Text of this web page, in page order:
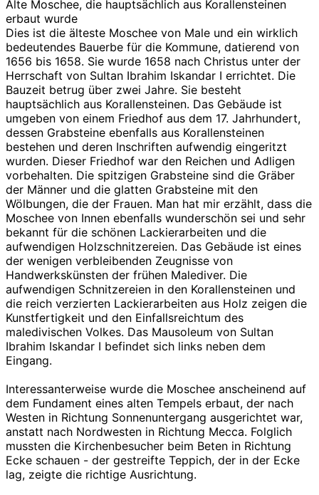
Alte Moschee, die hauptsächlich aus Korallensteinen
erbaut wurde
Dies ist die älteste Moschee von Male und ein wirklich
bedeutendes Bauerbe für die Kommune, datierend von
1656 bis 1658. Sie wurde 1658 nach Christus unter der
Herrschaft von Sultan Ibrahim Iskandar I errichtet. Die
Bauzeit betrug über zwei Jahre. Sie besteht
hauptsächlich aus Korallensteinen. Das Gebäude ist
umgeben von einem Friedhof aus dem 17. Jahrhundert,
dessen Grabsteine ebenfalls aus Korallensteinen
bestehen und deren Inschriften aufwendig eingeritzt
wurden. Dieser Friedhof war den Reichen und Adligen
vorbehalten. Die spitzigen Grabsteine sind die Gräber
der Männer und die glatten Grabsteine mit den
Wölbungen, die der Frauen. Man hat mir erzählt, dass die
Moschee von Innen ebenfalls wunderschön sei und sehr
bekannt für die schönen Lackierarbeiten und die
aufwendigen Holzschnitzereien. Das Gebäude ist eines
der wenigen verbleibenden Zeugnisse von
Handwerkskünsten der frühen Malediver. Die
aufwendigen Schnitzereien in den Korallensteinen und
die reich verzierten Lackierarbeiten aus Holz zeigen die
Kunstfertigkeit und den Einfallsreichtum des
maledivischen Volkes. Das Mausoleum von Sultan
Ibrahim Iskandar I befindet sich links neben dem
Eingang.
Interessanterweise wurde die Moschee anscheinend auf
dem Fundament eines alten Tempels erbaut, der nach
Westen in Richtung Sonnenuntergang ausgerichtet war,
anstatt nach Nordwesten in Richtung Mecca. Folglich
mussten die Kirchenbesucher beim Beten in Richtung
Ecke schauen - der gestreifte Teppich, der in der Ecke
lag, zeigte die richtige Ausrichtung.